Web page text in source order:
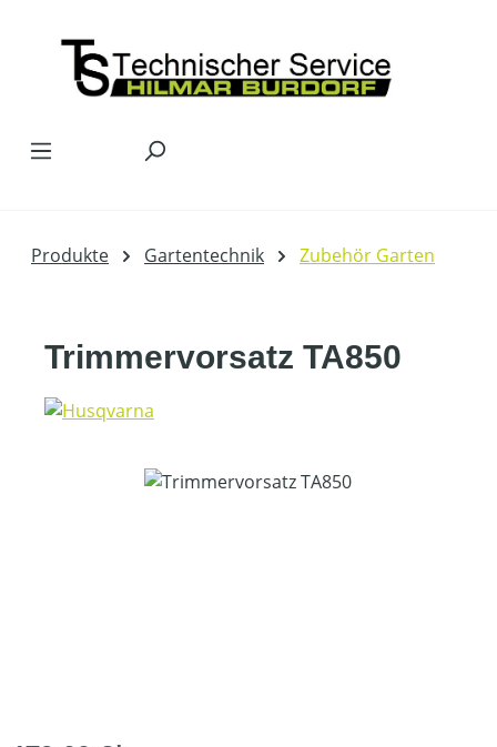
Produkte Gartentechnik Zubehör Garten
Trimmervorsatz TA850
Bildergalerie überspringen